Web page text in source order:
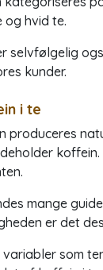
og hvid te.
selvfølgelig
kunder.
i te
produceres
mange
er det
variabler som